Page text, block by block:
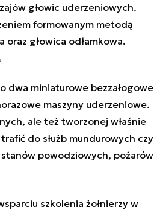
głowic uderzeniowych.
formowanym metodą
głowica odłamkowa.
dwa miniaturowe bezzałogowe
maszyny uderzeniowe.
ale też tworzonej właśnie
do służb mundurowych czy
powodziowych, pożarów
szkolenia żołnierzy w